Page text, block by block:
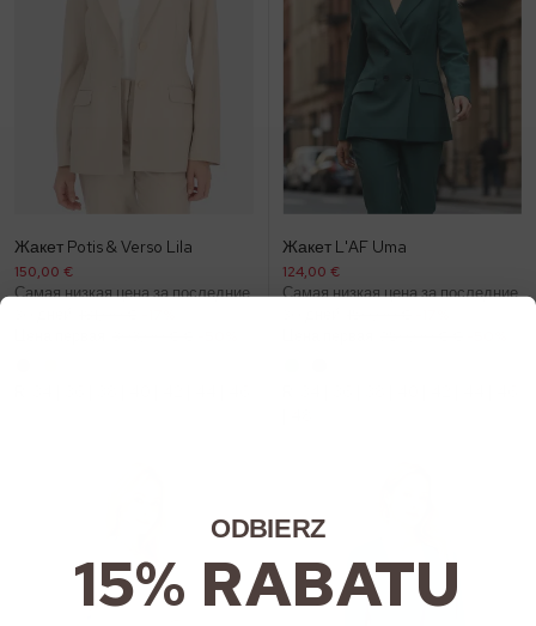
Жакет Potis & Verso Lila
150,00 €
Самая низкая цена за последние
Жакет L'AF Uma
124,00 €
Самая низкая цена за последние
ODBIERZ
15% RABATU